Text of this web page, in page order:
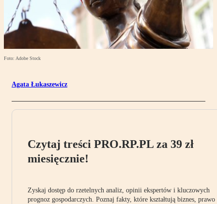
Foto: Adobe Stock
Agata Łukaszewicz
Czytaj treści PRO.RP.PL za 39 zł
miesięcznie!
Zyskaj dostęp do rzetelnych analiz, opinii ekspertów i kluczowych
prognoz gospodarczych. Poznaj fakty, które kształtują biznes, prawo